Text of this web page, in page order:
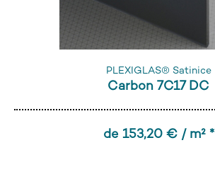
PLEXIGLAS® Satinice
Carbon 7C17 DC
de 153,20 € / m² *